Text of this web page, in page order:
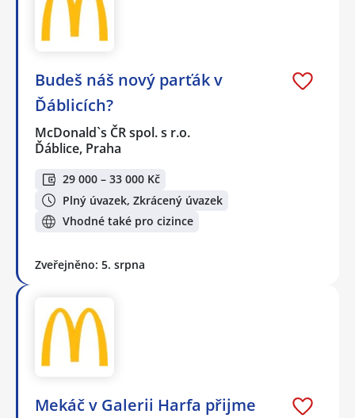
Budeš náš nový parťák v
Ďáblicích?
McDonald`s ČR spol. s r.o.
Ďáblice, Praha
29 000 – 33 000 Kč
Plný úvazek, Zkrácený úvazek
Vhodné také pro cizince
Zveřejněno: 5. srpna
Mekáč v Galerii Harfa přijme